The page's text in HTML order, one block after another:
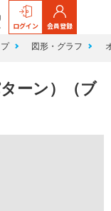
ログイン 会員登録
図形・グラフ
ーン）（ブ